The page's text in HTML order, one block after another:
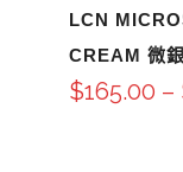
LCN
CREAM 微
$165.00 –